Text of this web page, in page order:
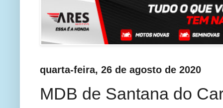
quarta-feira, 26 de agosto de 2020
MDB de Santana do